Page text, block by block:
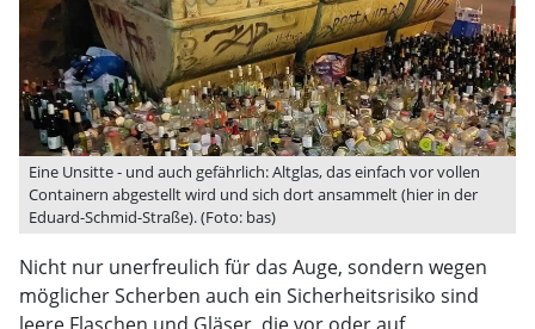
Eine Unsitte - und auch gefährlich: Altglas, das einfach vor vollen
Containern abgestellt wird und sich dort ansammelt (hier in der
Eduard-Schmid-Straße). (Foto: bas)
Nicht nur unerfreulich für das Auge, sondern wegen
möglicher Scherben auch ein Sicherheitsrisiko sind